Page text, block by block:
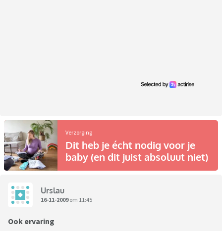
Verzorging
Dit heb je écht nodig voor je
baby (en dit juist absoluut niet)
Urslau
16-11-2009om 11:45
Ook ervaring